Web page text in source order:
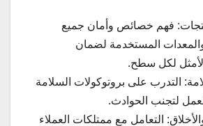
فهم خصائص وأمان جميع
المستخدمة لضمان
الأمثل لكل سطح.
التدرب على بروتوكولات السلامة
لتجنب الحوادث.
والأخلاق: التعامل مع ممتلكات العملاء